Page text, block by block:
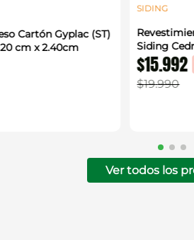
Cartón Gyplac (ST)
cm x 2.40cm
SIDING
Siding
$15.992
$19.990
Ver todos los